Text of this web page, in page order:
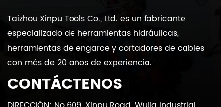
Taizhou Xinpu Tools Co., Ltd. es un fabricante
especializado de herramientas hidráulicas,
herramientas de engarce y cortadores de cables
con más de 20 años de experiencia.
CONTÁCTENOS